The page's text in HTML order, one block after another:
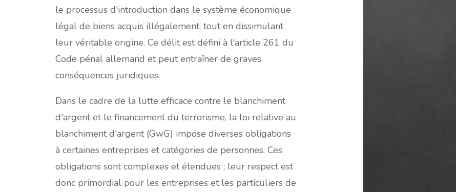
le processus d'introduction dans le système économique
légal de biens acquis illégalement, tout en dissimulant
leur véritable origine. Ce délit est défini à l'article 261 du
Code pénal allemand et peut entraîner de graves
conséquences juridiques.
Dans le cadre de la lutte efficace contre le blanchiment
d'argent et le financement du terrorisme, la loi relative au
blanchiment d'argent (GwG) impose diverses obligations
à certaines entreprises et catégories de personnes. Ces
obligations sont complexes et étendues ; leur respect est
donc primordial pour les entreprises et les particuliers de